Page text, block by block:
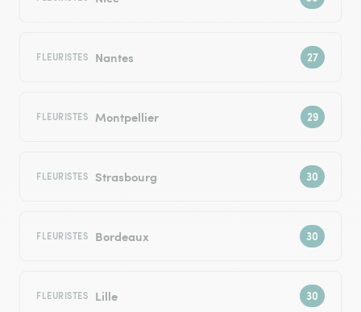
FLEURISTES Nantes
FLEURISTES Montpellier
FLEURISTES Strasbourg
FLEURISTES Bordeaux
FLEURISTES Lille